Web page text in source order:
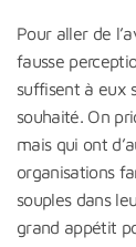
Pour aller de
fausse
suffisent à eux
souhaité. On
mais qui ont
organisations
souples dans
grand appétit